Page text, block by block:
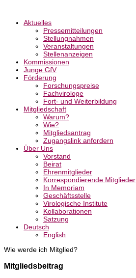
Aktuelles
Pressemitteilungen
Stellungnahmen
Veranstaltungen
Stellenanzeigen
Kommissionen
Junge GfV
Förderung
Forschungspreise
Fachvirologe
Fort- und Weiterbildung
Mitgliedschaft
Warum?
Wie?
Mitgliedsantrag
Zugangslink anfordern
Über Uns
Vorstand
Beirat
Ehrenmitglieder
Korrespondierende Mitglieder
In Memoriam
Geschäftsstelle
Virologische Institute
Kollaborationen
Satzung
Deutsch
English
Wie werde ich Mitglied?
Mitgliedsbeitrag